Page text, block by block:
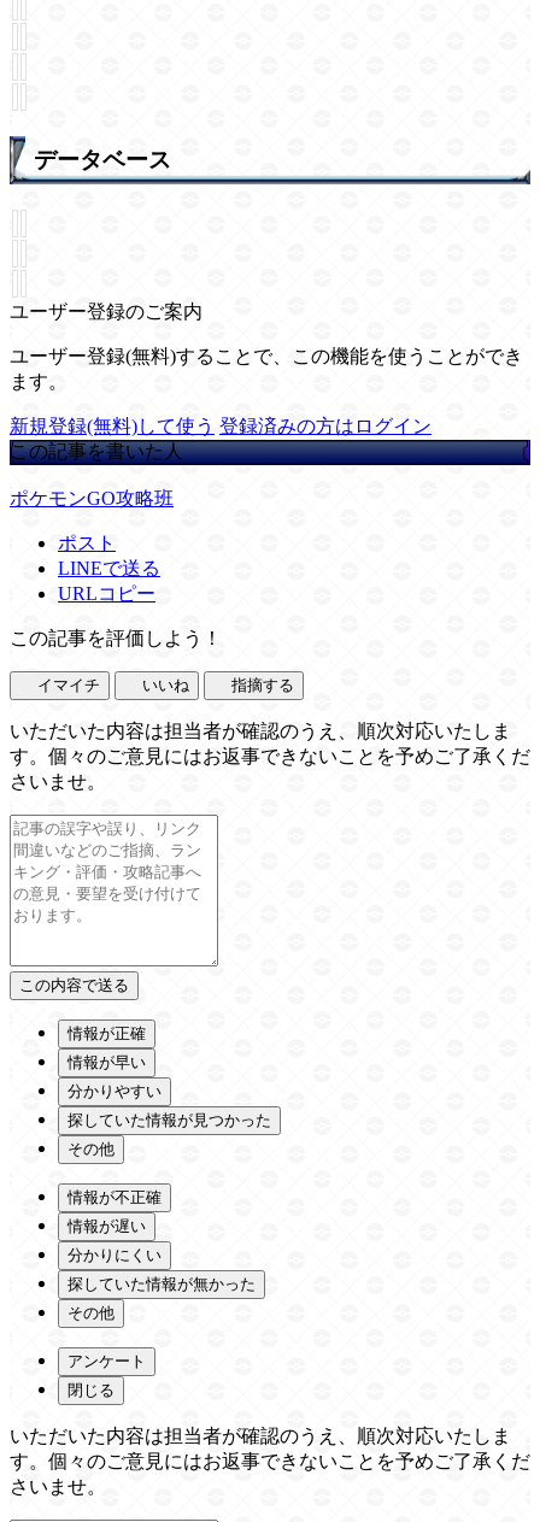
データベース
ユーザー登録のご案内
ユーザー登録(無料)することで、この機能を使うことができ
ます。
新規登録(無料)して使う 登録済みの方はログイン
この記事を書いた人
ポケモンGO攻略班
ポスト
LINEで送る
URLコピー
この記事を評価しよう！
イマイチ いいね 指摘する
いただいた内容は担当者が確認のうえ、順次対応いたしま
す。個々のご意見にはお返事できないことを予めご了承くだ
さいませ。
情報が正確
情報が早い
分かりやすい
探していた情報が見つかった
その他
情報が不正確
情報が遅い
分かりにくい
探していた情報が無かった
その他
アンケート
閉じる
いただいた内容は担当者が確認のうえ、順次対応いたしま
す。個々のご意見にはお返事できないことを予めご了承くだ
さいませ。